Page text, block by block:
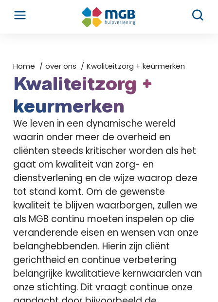
Home over ons Kwaliteitzorg + keurmerken
Kwaliteitzorg +
keurmerken
We leven in een dynamische wereld
waarin onder meer de overheid en
cliënten steeds kritischer worden als het
gaat om kwaliteit van zorg- en
dienstverlening en de wijze waarop deze
tot stand komt. Om de gewenste
kwaliteit te blijven waarborgen, zullen we
als MGB continu moeten inspelen op die
veranderende eisen en wensen van onze
belanghebbenden. Hierin zijn cliënt
gerichtheid en continue verbetering
belangrijke kwalitatieve kernwaarden van
onze stichting. Dit vraagt continue onze